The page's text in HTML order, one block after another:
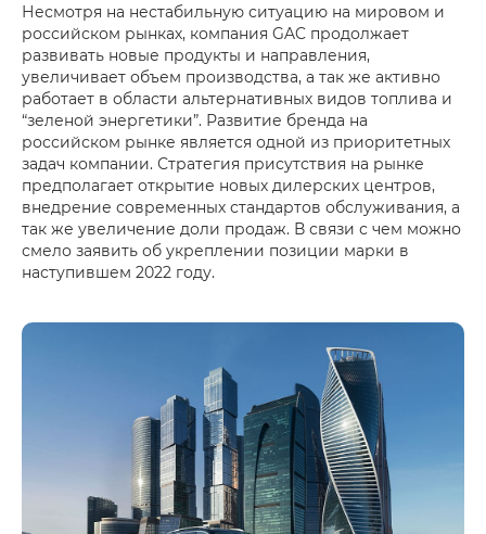
Несмотря на нестабильную ситуацию на мировом и
российском рынках, компания GAC продолжает
развивать новые продукты и направления,
увеличивает объем производства, а так же активно
работает в области альтернативных видов топлива и
“зеленой энергетики”. Развитие бренда на
российском рынке является одной из приоритетных
задач компании. Стратегия присутствия на рынке
предполагает открытие новых дилерских центров,
внедрение современных стандартов обслуживания, а
так же увеличение доли продаж. В связи с чем можно
смело заявить об укреплении позиции марки в
наступившем 2022 году.